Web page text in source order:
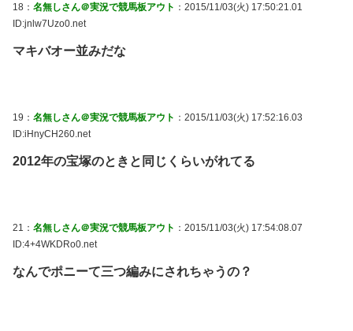
18： 名無しさん＠実況で競馬板アウト ：2015/11/03(火) 17:50:21.01
ID:jnlw7Uzo0.net
マキバオー並みだな
19： 名無しさん＠実況で競馬板アウト ：2015/11/03(火) 17:52:16.03
ID:iHnyCH260.net
2012年の宝塚のときと同じくらいがれてる
21： 名無しさん＠実況で競馬板アウト ：2015/11/03(火) 17:54:08.07
ID:4+4WKDRo0.net
なんでポニーて三つ編みにされちゃうの？